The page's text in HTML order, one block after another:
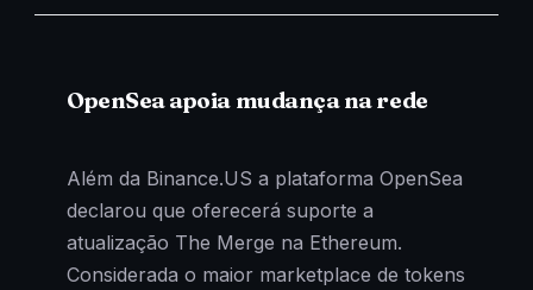
OpenSea apoia mudança na rede
Além da Binance.US a plataforma OpenSea
declarou que oferecerá suporte a
atualização The Merge na Ethereum.
Considerada o maior marketplace de tokens